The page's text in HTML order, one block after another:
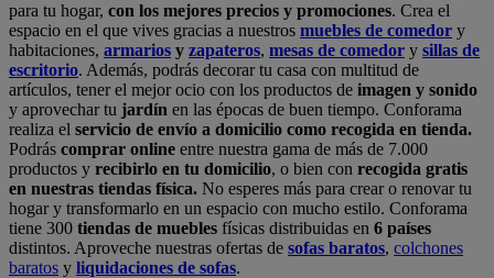
para tu hogar, con los mejores precios y promociones. Crea el
espacio en el que vives gracias a nuestros muebles de comedor y
habitaciones, armarios y zapateros, mesas de comedor y sillas de
escritorio. Además, podrás decorar tu casa con multitud de
artículos, tener el mejor ocio con los productos de imagen y sonido
y aprovechar tu jardín en las épocas de buen tiempo. Conforama
realiza el servicio de envío a domicilio como recogida en tienda.
Podrás comprar online entre nuestra gama de más de 7.000
productos y recibirlo en tu domicilio, o bien con recogida gratis
en nuestras tiendas física. No esperes más para crear o renovar tu
hogar y transformarlo en un espacio con mucho estilo. Conforama
tiene 300 tiendas de muebles físicas distribuidas en 6 países
distintos. Aproveche nuestras ofertas de sofas baratos, colchones
baratos y liquidaciones de sofas.